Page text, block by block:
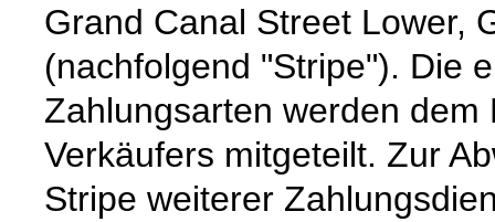
Grand Canal Street Lower,
(nachfolgend "Stripe"). Die
Zahlungsarten werden
Verkäufers mitgeteilt. Zur
Stripe weiterer